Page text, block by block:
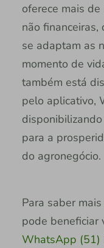
oferece mais
não
se adaptam as
momento de
também está
pelo aplicativo,
para a
do agronegócio.
Para saber
pode beneficiar
WhatsApp